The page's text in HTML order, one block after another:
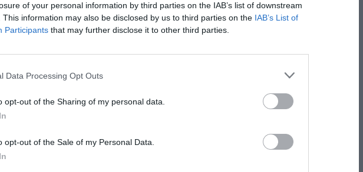
of your personal information by third parties on the IAB’s list of downstream
This information may also be disclosed by us to third parties on the IAB’s List of
Participants that may further disclose it to other third parties.
Data Processing Opt Outs
opt-out of the Sharing of my personal data.
opt-out of the Sale of my Personal Data.